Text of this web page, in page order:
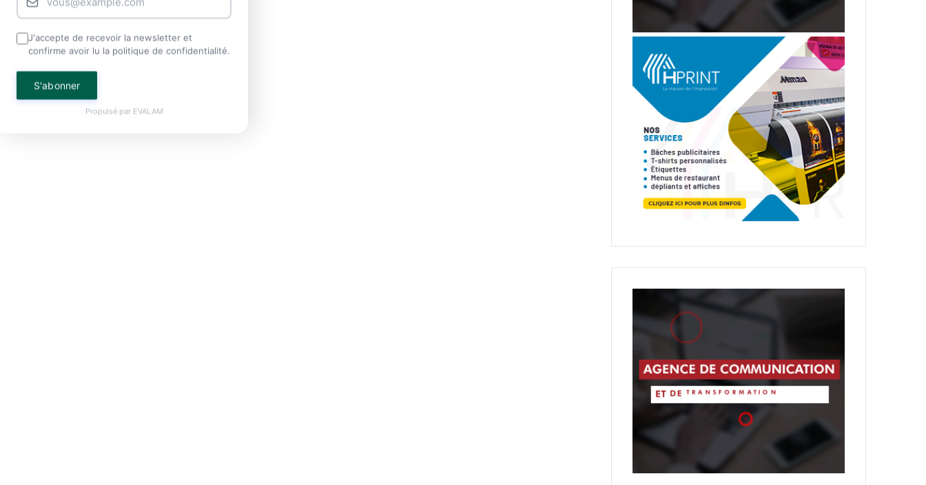
J'accepte de recevoir la newsletter et
confirme avoir lu la politique de confidentialité.
S'abonner
Propulsé par EVALAM